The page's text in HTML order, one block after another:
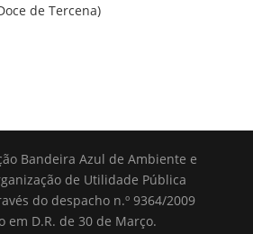
de Tercena)
Bandeira Azul de Ambiente e
de Utilidade Pública
do despacho n.º 9364/2009
em D.R. de 30 de Março.